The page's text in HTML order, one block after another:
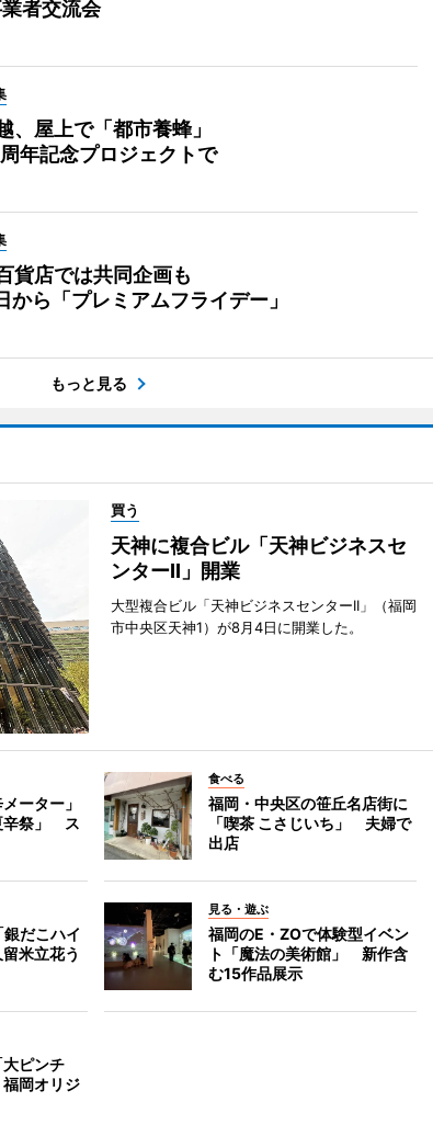
者交流会
、屋上で「都市養蜂」
年記念プロジェクトで
貨店では共同企画も
から「プレミアムフライデー」
もっと見る
買う
天神に複合ビル「天神ビジネスセ
ンターII」開業
大型複合ビル「天神ビジネスセンターII」（福岡
市中央区天神1）が8月4日に開業した。
ーター」
辛祭」 ス
食べる
福岡・中央区の笹丘名店街に
「喫茶 こさじいち」 夫婦で
出店
だこハイ
米立花う
見る・遊ぶ
福岡のE・ZOで体験型イベン
ト「魔法の美術館」 新作含
む15作品展示
ピンチ
岡オリジ